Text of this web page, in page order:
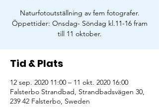
Naturfotoutställning av fem fotografer.
Öppettider: Onsdag- Söndag kl.11-16 fram
till 11 oktober.
Tid & Plats
12 sep. 2020 11:00 – 11 okt. 2020 16:00
Falsterbo Strandbad, Strandbadsvägen 30,
239 42 Falsterbo, Sweden